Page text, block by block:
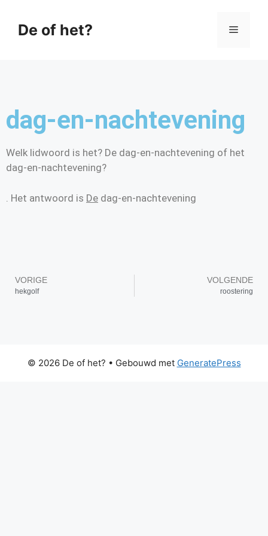
De of het?
dag-en-nachtevening
Welk lidwoord is het? De dag-en-nachtevening of het
dag-en-nachtevening?
. Het antwoord is De dag-en-nachtevening
VORIGE
hekgolf
VOLGENDE
roostering
© 2026 De of het? • Gebouwd met GeneratePress